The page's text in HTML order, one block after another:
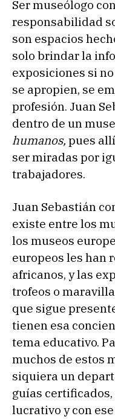
Ser museólogo
responsabilidad
son espacios
solo brindar la
exposiciones si
se apropien, se
profesión. Juan
dentro de un
humanos, pues
ser miradas por
trabajadores.
Juan Sebastián
existe entre los
los museos
europeos les han
africanos, y las
trofeos o
que sigue
tienen esa
tema educativo.
muchos de estos
siquiera un
guías
lucrativo y con